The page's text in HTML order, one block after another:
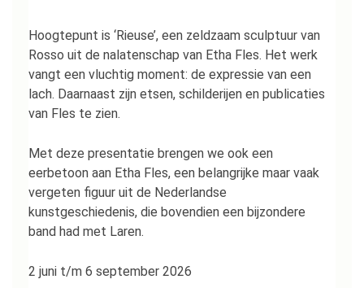
Hoogtepunt is ‘Rieuse’, een zeldzaam sculptuur van
Rosso uit de nalatenschap van Etha Fles. Het werk
vangt een vluchtig moment: de expressie van een
lach. Daarnaast zijn etsen, schilderijen en publicaties
van Fles te zien.
Met deze presentatie brengen we ook een
eerbetoon aan Etha Fles, een belangrijke maar vaak
vergeten figuur uit de Nederlandse
kunstgeschiedenis, die bovendien een bijzondere
band had met Laren.
2 juni t/m 6 september 2026